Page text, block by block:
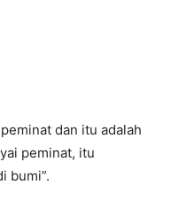
dan itu adalah
peminat, itu
bumi”.